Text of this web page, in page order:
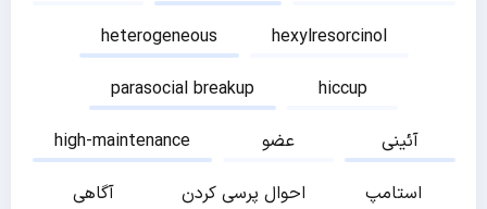
heterogeneous
hexylresorcinol
parasocial breakup
hiccup
high-maintenance
عضو
آئینی
آگاهی
احوال پرسی کردن
استامپ